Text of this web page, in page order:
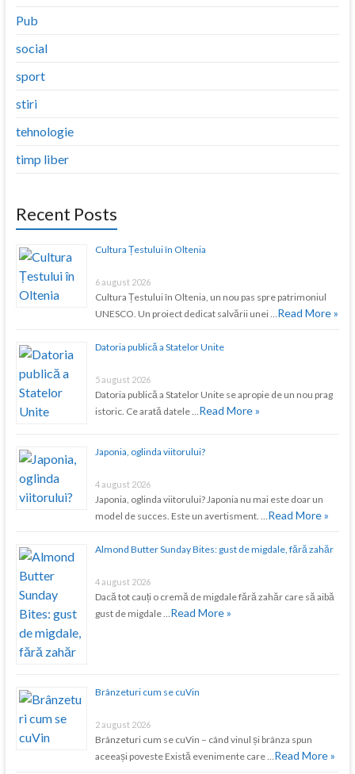
Pub
social
sport
stiri
tehnologie
timp liber
Recent Posts
Cultura Țestului în Oltenia
6 august 2026
Cultura Țestului în Oltenia, un nou pas spre patrimoniul
UNESCO. Un proiect dedicat salvării unei …Read More »
Datoria publică a Statelor Unite
5 august 2026
Datoria publică a Statelor Unite se apropie de un nou prag
istoric. Ce arată datele …Read More »
Japonia, oglinda viitorului?
4 august 2026
Japonia, oglinda viitorului? Japonia nu mai este doar un
model de succes. Este un avertisment. …Read More »
Almond Butter Sunday Bites: gust de migdale, fără zahăr
4 august 2026
Dacă tot cauți o cremă de migdale fără zahăr care să aibă
gust de migdale …Read More »
Brânzeturi cum se cuVin
2 august 2026
Brânzeturi cum se cuVin – când vinul și brânza spun
aceeași poveste Există evenimente care …Read More »